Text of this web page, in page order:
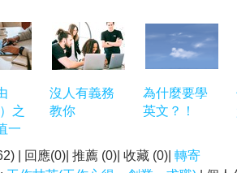
之
一
沒人有義務
教你
為什麼要學
英文？！
| 回應(0)| 推薦 (0)| 收藏 (0)| 轉寄